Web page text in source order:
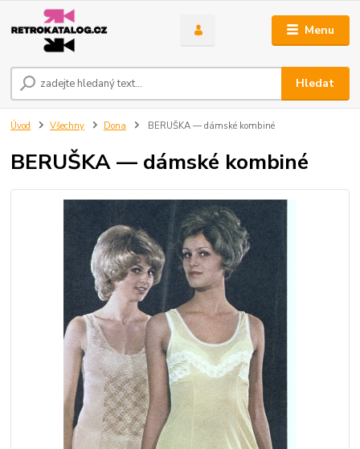
Menu
Hledat
Úvod Všechny Dona BERUŠKA — dámské kombiné
BERUŠKA — dámské kombiné